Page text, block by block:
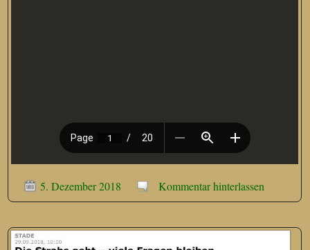
5. Dezember 2018 Kommentar hinterlassen